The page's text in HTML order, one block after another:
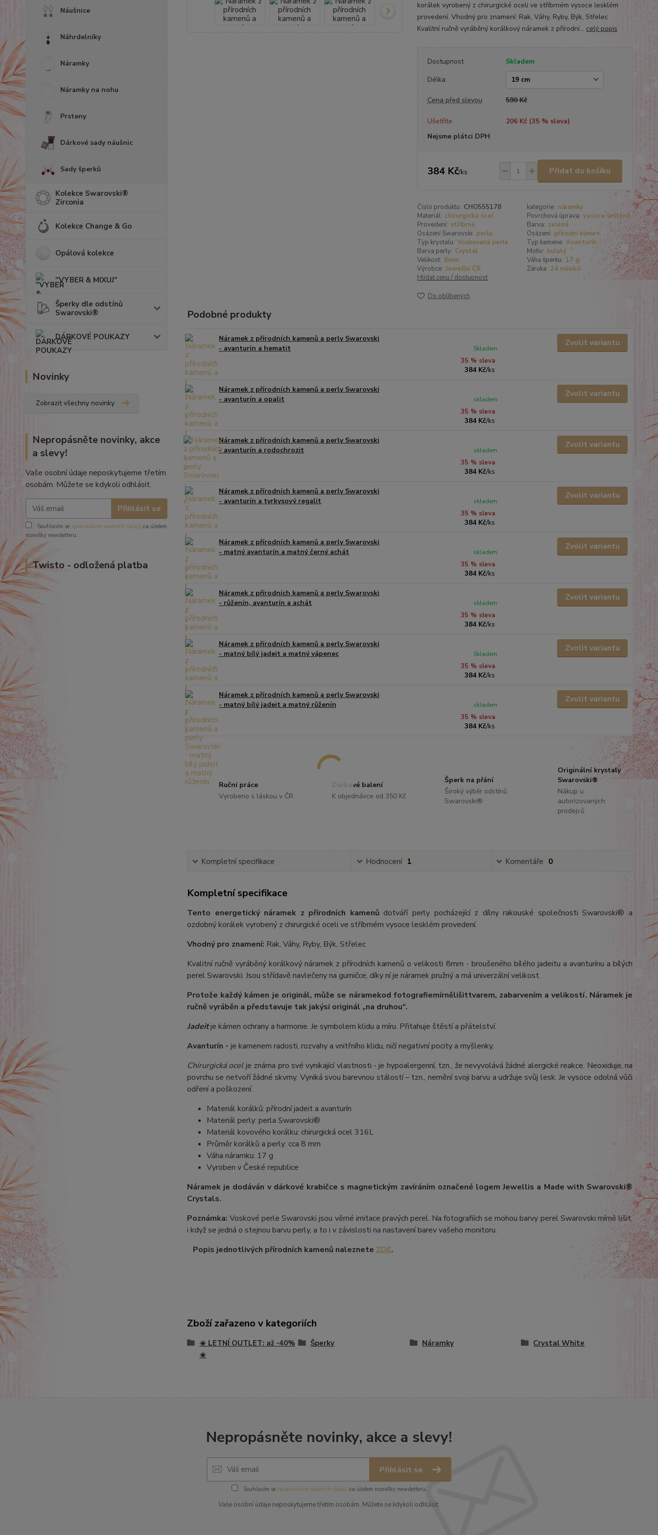
Náušnice
Náhrdelníky
Náramky
Náramky na nohu
Prsteny
Dárkové sady náušnic
Sady šperků
Kolekce Swarovski®
Zirconia
Kolekce Change & Go
Opálová kolekce
"VYBER & MIXUJ"
Šperky dle odstínů
Swarovski®
DÁRKOVÉ POUKAZY
Novinky
Zobrazit všechny novinky
Nepropásněte novinky, akce
a slevy!
Vaše osobní údaje neposkytujeme třetím
osobám. Můžete se kdykoli odhlásit.
Přihlásit se
Souhlasím se zpracováním osobních údajů za účelem
rozesílky newsletteru.
Twisto - odložená platba
korálek vyrobený z chirurgické oceli ve stříbrném vysoce lesklém
provedení. Vhodný pro znamení: Rak, Váhy, Ryby, Býk, Střelec
Kvalitní ručně vyráběný korálkový náramek z přírodní... celý popis
Dostupnost
Skladem
Délka
Cena před slevou 590 Kč
Ušetříte 206 Kč (35% sleva)
Nejsme plátci DPH
384 Kč/ks Přidat do košíku
Číslo produktu: CHO555178 kategorie: náramky
Materiál: chirurgická ocel Povrchová úprava: vysoce leštěná
Provedení: stříbrné Barva: zelená
Osázení Swarovski: perla Osázení: přírodní kámen
Typ krystalu: Voskovaná perla Typ kamene: Avanturín
Barva perly: Crystal Motiv: kulatý
Velikost: 8mm Váha šperku: 17 g
Výrobce: Jewellis ČR Záruka: 24 měsíců
Hlídat cenu / dostupnost
Do oblíbených
Podobné produkty
Náramek z přírodních kamenů a perly Swarovski
- avanturín a hematit
35 % sleva
384 Kč/ks
Skladem
Zvolit variantu
Náramek z přírodních kamenů a perly Swarovski
- avanturín a opalit
35 % sleva
384 Kč/ks
skladem
Zvolit variantu
Náramek z přírodních kamenů a perly Swarovski
- avanturín a rodochrozit
35 % sleva
384 Kč/ks
skladem
Zvolit variantu
Náramek z přírodních kamenů a perly Swarovski
- avanturín a tyrkysový regalit
35 % sleva
384 Kč/ks
skladem
Zvolit variantu
Náramek z přírodních kamenů a perly Swarovski
- matný avanturín a matný černý achát
35 % sleva
384 Kč/ks
skladem
Zvolit variantu
Náramek z přírodních kamenů a perly Swarovski
- růženín, avanturín a achát
35 % sleva
384 Kč/ks
skladem
Zvolit variantu
Náramek z přírodních kamenů a perly Swarovski
- matný bílý jadeit a matný vápenec
35 % sleva
384 Kč/ks
Skladem
Zvolit variantu
Náramek z přírodních kamenů a perly Swarovski
- matný bílý jadeit a matný růženín
35 % sleva
384 Kč/ks
skladem
Zvolit variantu
Ruční práce
Vyrobeno s láskou v ČR
Dárkové balení
K objednávce od 350 Kč
Šperk na přání
Široký výběr odstínů
Swarovski®
Originální krystaly
Swarovski®
Nákup u
autorizovaných
prodejců
Kompletní specifikace Hodnocení 1 Komentáře 0
Kompletní specifikace
Tento energetický náramek z přírodních kamenů dotváří perly pocházející z dílny rakouské společnosti Swarovski® a
ozdobný korálek vyrobený z chirurgické oceli ve stříbrném vysoce lesklém provedení.
Vhodný pro znamení: Rak, Váhy, Ryby, Býk, Střelec
Kvalitní ručně vyráběný korálkový náramek z přírodních kamenů o velikosti 8mm - broušeného bílého jadeitu a avanturínu a bílých
perel Swarovski. Jsou střídavě navlečeny na gumičce, díky ní je náramek pružný a má univerzální velikost.
Protože každý kámen je originál, může se náramekod fotografiemírnělišittvarem, zabarvením a velikostí. Náramek je
ručně vyráběn a představuje tak jakýsi originál „na druhou“.
Jadeitje kámen ochrany a harmonie. Je symbolem klidu a míru. Přitahuje štěstí a přátelství.
Avanturín - je kamenem radosti, rozvahy a vnitřního klidu, ničí negativní pocity a myšlenky.
Chirurgická ocel je známa pro své vynikající vlastnosti - je hypoalergenní, tzn., že nevyvolává žádné alergické reakce. Neoxiduje, na
povrchu se netvoří žádné skvrny. Vyniká svou barevnou stálostí – tzn., nemění svoji barvu a udržuje svůj lesk. Je vysoce odolná vůči
odření a poškození.
Materiál korálků: přírodní jadeit a avanturín
Materiál perly: perla Swarovski®
Materiál kovového korálku: chirurgická ocel 316L
Průměr korálků a perly: cca 8 mm
Váha náramku: 17 g
Vyroben v České republice
Náramek je dodáván v dárkové krabičce s magnetickým zavíráním označené logem Jewellis a Made with Swarovski®
Crystals.
Poznámka: Voskové perle Swarovski jsou věrné imitace pravých perel. Na fotografiích se mohou barvy perel Swarovski mírně lišit,
i když se jedná o stejnou barvu perly, a to i v závislosti na nastavení barev vašeho monitoru.
Popis jednotlivých přírodních kamenů naleznete ZDE.
Zboží zařazeno v kategoriích
☀️ LETNÍ OUTLET: až -40%
☀️
Šperky Náramky Crystal White
Nepropásněte novinky, akce a slevy!
Přihlásit se
Souhlasím se zpracováním osobních údajů za účelem rozesílky newsletteru.
Vaše osobní údaje neposkytujeme třetím osobám. Můžete se kdykoli odhlásit.